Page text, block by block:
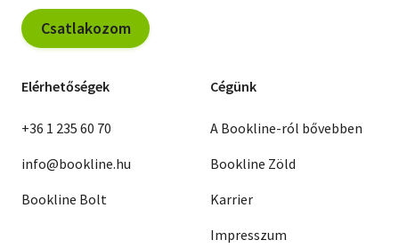
Csatlakozom
Elérhetőségek
+36 1 235 60 70
info@bookline.hu
Bookline Bolt
Cégünk
A Bookline-ról bővebben
Bookline Zöld
Karrier
Impresszum